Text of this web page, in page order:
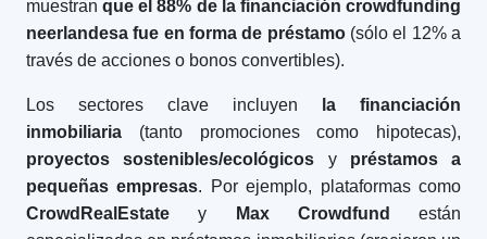
muestranque el 88% de la financiación crowdfunding
neerlandesa fue en forma de préstamo(sólo el 12% a
través de acciones o bonos convertibles).
Los sectores clave incluyen
la financiación
inmobiliaria (tanto promociones como hipotecas),
proyectos sostenibles/ecológicos y préstamos a
pequeñas empresas. Por ejemplo, plataformas como
CrowdRealEstate y Max Crowdfund
están